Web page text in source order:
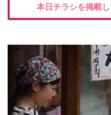
本日チラシを掲載